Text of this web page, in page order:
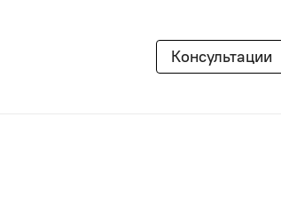
Консультации